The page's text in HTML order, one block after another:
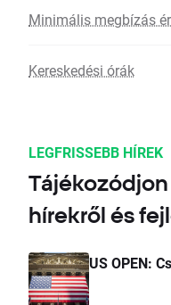
Minimális megbízás
Kereskedési órák
LEGFRISSEBB HÍREK
hírekről és
US OPEN: